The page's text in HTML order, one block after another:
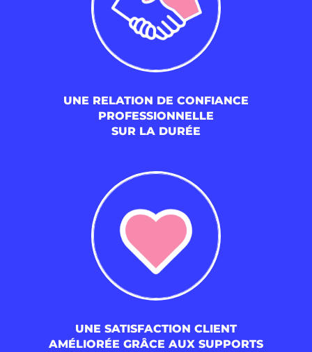
UNE RELATION DE CONFIANCE
PROFESSIONNELLE
SUR LA DURÉE
UNE SATISFACTION CLIENT
AMÉLIORÉE GRÂCE AUX SUPPORTS